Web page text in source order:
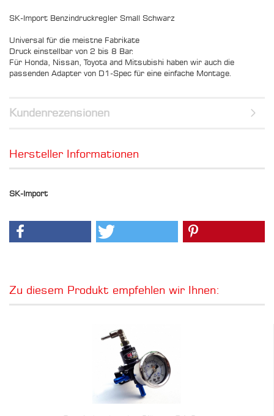
SK-Import Benzindruckregler Small Schwarz
Universal für die meistne Fabrikate
Druck einstellbar von 2 bis 8 Bar.
Für Honda, Nissan, Toyota and Mitsubishi haben wir auch die
passenden Adapter von D1-Spec für eine einfache Montage.
Kundenrezensionen
Hersteller Informationen
SK-Import
Zu diesem Produkt empfehlen wir Ihnen: